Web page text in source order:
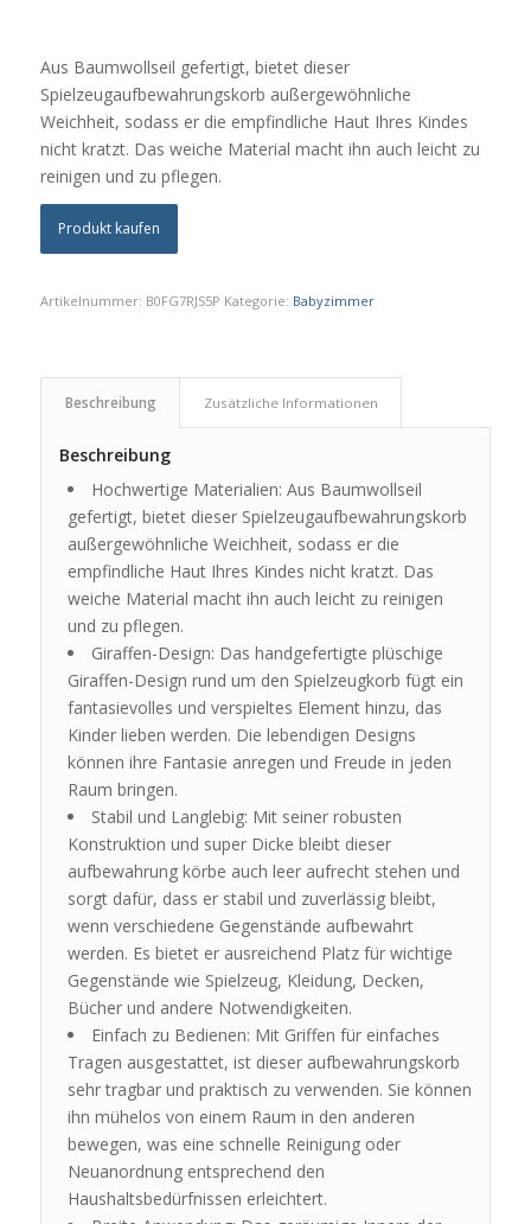
Aus Baumwollseil gefertigt, bietet dieser
Spielzeugaufbewahrungskorb außergewöhnliche
Weichheit, sodass er die empfindliche Haut Ihres Kindes
nicht kratzt. Das weiche Material macht ihn auch leicht zu
reinigen und zu pflegen.
Produkt kaufen
Artikelnummer: B0FG7RJS5P Kategorie: Babyzimmer
Beschreibung Zusätzliche Informationen
Beschreibung
Hochwertige Materialien: Aus Baumwollseil
gefertigt, bietet dieser Spielzeugaufbewahrungskorb
außergewöhnliche Weichheit, sodass er die
empfindliche Haut Ihres Kindes nicht kratzt. Das
weiche Material macht ihn auch leicht zu reinigen
und zu pflegen.
Giraffen-Design: Das handgefertigte plüschige
Giraffen-Design rund um den Spielzeugkorb fügt ein
fantasievolles und verspieltes Element hinzu, das
Kinder lieben werden. Die lebendigen Designs
können ihre Fantasie anregen und Freude in jeden
Raum bringen.
Stabil und Langlebig: Mit seiner robusten
Konstruktion und super Dicke bleibt dieser
aufbewahrung körbe auch leer aufrecht stehen und
sorgt dafür, dass er stabil und zuverlässig bleibt,
wenn verschiedene Gegenstände aufbewahrt
werden. Es bietet er ausreichend Platz für wichtige
Gegenstände wie Spielzeug, Kleidung, Decken,
Bücher und andere Notwendigkeiten.
Einfach zu Bedienen: Mit Griffen für einfaches
Tragen ausgestattet, ist dieser aufbewahrungskorb
sehr tragbar und praktisch zu verwenden. Sie können
ihn mühelos von einem Raum in den anderen
bewegen, was eine schnelle Reinigung oder
Neuanordnung entsprechend den
Haushaltsbedürfnissen erleichtert.